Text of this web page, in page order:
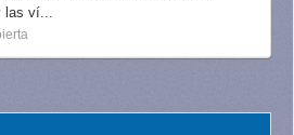
las ví...